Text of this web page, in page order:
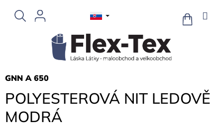
obsah
KOŠÍK
POLYESTEROVÁ NIT LEDOVĚ
MODRÁ
GNN A 650